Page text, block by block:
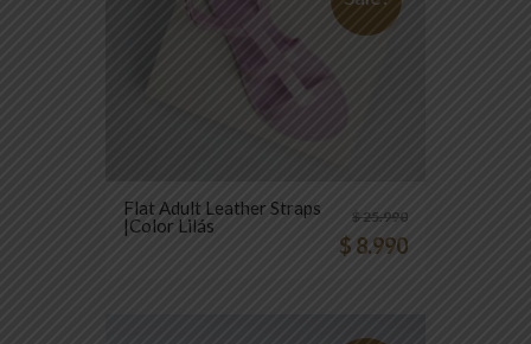
Flat Adult Leather Straps
|Color Lilás
$25.990
$ 8.990